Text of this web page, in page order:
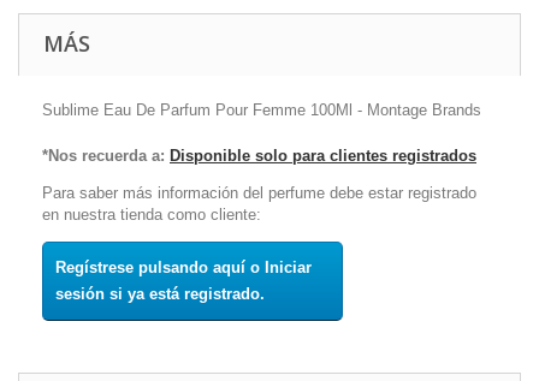
MÁS
Sublime Eau De Parfum Pour Femme 100Ml - Montage Brands
*Nos recuerda a: Disponible solo para clientes registrados
Para saber más información del perfume debe estar registrado
en nuestra tienda como cliente:
Regístrese pulsando aquí o Iniciar
sesión si ya está registrado.